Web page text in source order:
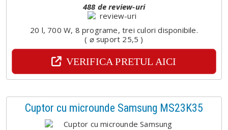
488 de review-uri
20 l, 700 W, 8 programe, trei culori disponibile.
( ⌀ suport 25,5 )
VERIFICA PRETUL AICI
Cuptor cu microunde Samsung MS23K35